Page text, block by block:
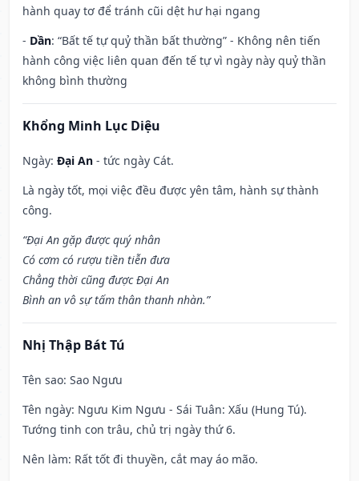
hành quay tơ để tránh cũi dệt hư hại ngang
- Dần: “Bất tế tự quỷ thần bất thường” - Không nên tiến
hành công việc liên quan đến tế tự vì ngày này quỷ thần
không bình thường
Khổng Minh Lục Diệu
Ngày: Đại An - tức ngày Cát.
Là ngày tốt, mọi việc đều được yên tâm, hành sự thành
công.
“Đại An gặp được quý nhân
Có cơm có rượu tiền tiễn đưa
Chẳng thời cũng được Đại An
Bình an vô sự tấm thân thanh nhàn.”
Nhị Thập Bát Tú
Tên sao: Sao Ngưu
Tên ngày: Ngưu Kim Ngưu - Sái Tuân: Xấu (Hung Tú).
Tướng tinh con trâu, chủ trị ngày thứ 6.
Nên làm: Rất tốt đi thuyền, cắt may áo mão.